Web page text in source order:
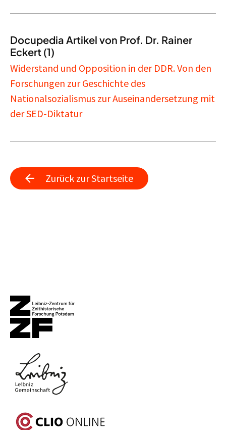
Docupedia Artikel von Prof. Dr. Rainer
Eckert (1)
Widerstand und Opposition in der DDR. Von den
Forschungen zur Geschichte des
Nationalsozialismus zur Auseinandersetzung mit
der SED-Diktatur
Zurück zur Startseite